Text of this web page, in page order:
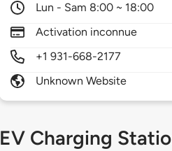
Lun - Sam 8:00 ~ 18:00
Activation inconnue
+1 931-668-2177
Unknown Website
EV Charging